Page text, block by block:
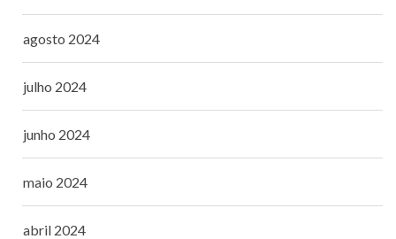
agosto 2024
julho 2024
junho 2024
maio 2024
abril 2024